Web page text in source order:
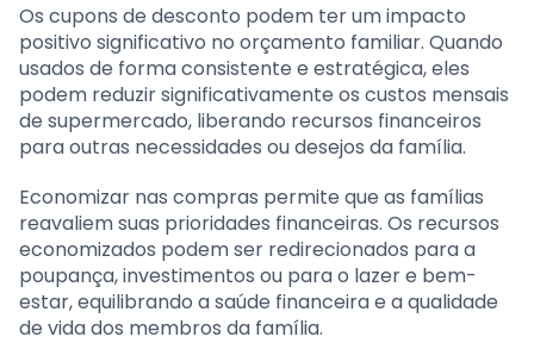
Os cupons de desconto podem ter um impacto
positivo significativo no orçamento familiar. Quando
usados de forma consistente e estratégica, eles
podem reduzir significativamente os custos mensais
de supermercado, liberando recursos financeiros
para outras necessidades ou desejos da família.
Economizar nas compras permite que as famílias
reavaliem suas prioridades financeiras. Os recursos
economizados podem ser redirecionados para a
poupança, investimentos ou para o lazer e bem-
estar, equilibrando a saúde financeira e a qualidade
de vida dos membros da família.